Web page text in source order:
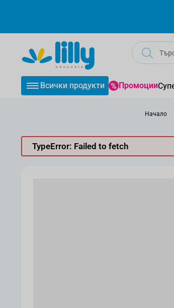
Всички продукти Промоции
Начало
TypeError: Failed to fetch